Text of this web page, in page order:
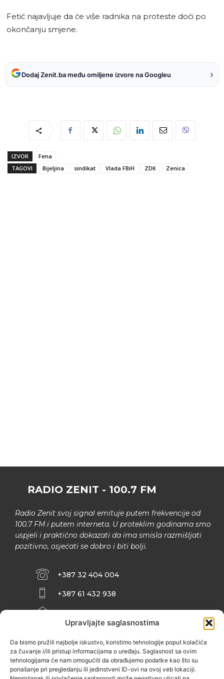
Upravljajte saglasnostima
Da bismo pružili najbolje iskustvo, koristimo tehnologije poput kolačića
za čuvanje i/ili pristup informacijama o uređaju. Saglasnost sa ovim
tehnologijama će nam omogućiti da obrađujemo podatke kao što su
ponašanje pri pregledanju ili jedinstveni ID-ovi na ovoj veb lokaciji.
Fetić najavljuje da će više radnika na proteste doći po
okončanju smjene.
Dodaj Zenit.ba među omiljene izvore na Googleu ›
IZVOR
Fena
TAGOVI
Bijeljina sindikat Vlada FBiH ZDK Zenica
RADIO ZENIT - 100.7 FM
Radio Zenit svoj signal emituje putem frekvencije od
100.7 FM i putem interneta. U proteklim godinama smo
uspjeli i praktično dokazati da ima smisla razmišljati
pozitivno, osjećati se dobro i biti bolji.
+387 32 404 004
+387 61 432 938
INFO@ZENIT.BA
ZENIČANKA, 3. SPRAT), 72000 ZENICA